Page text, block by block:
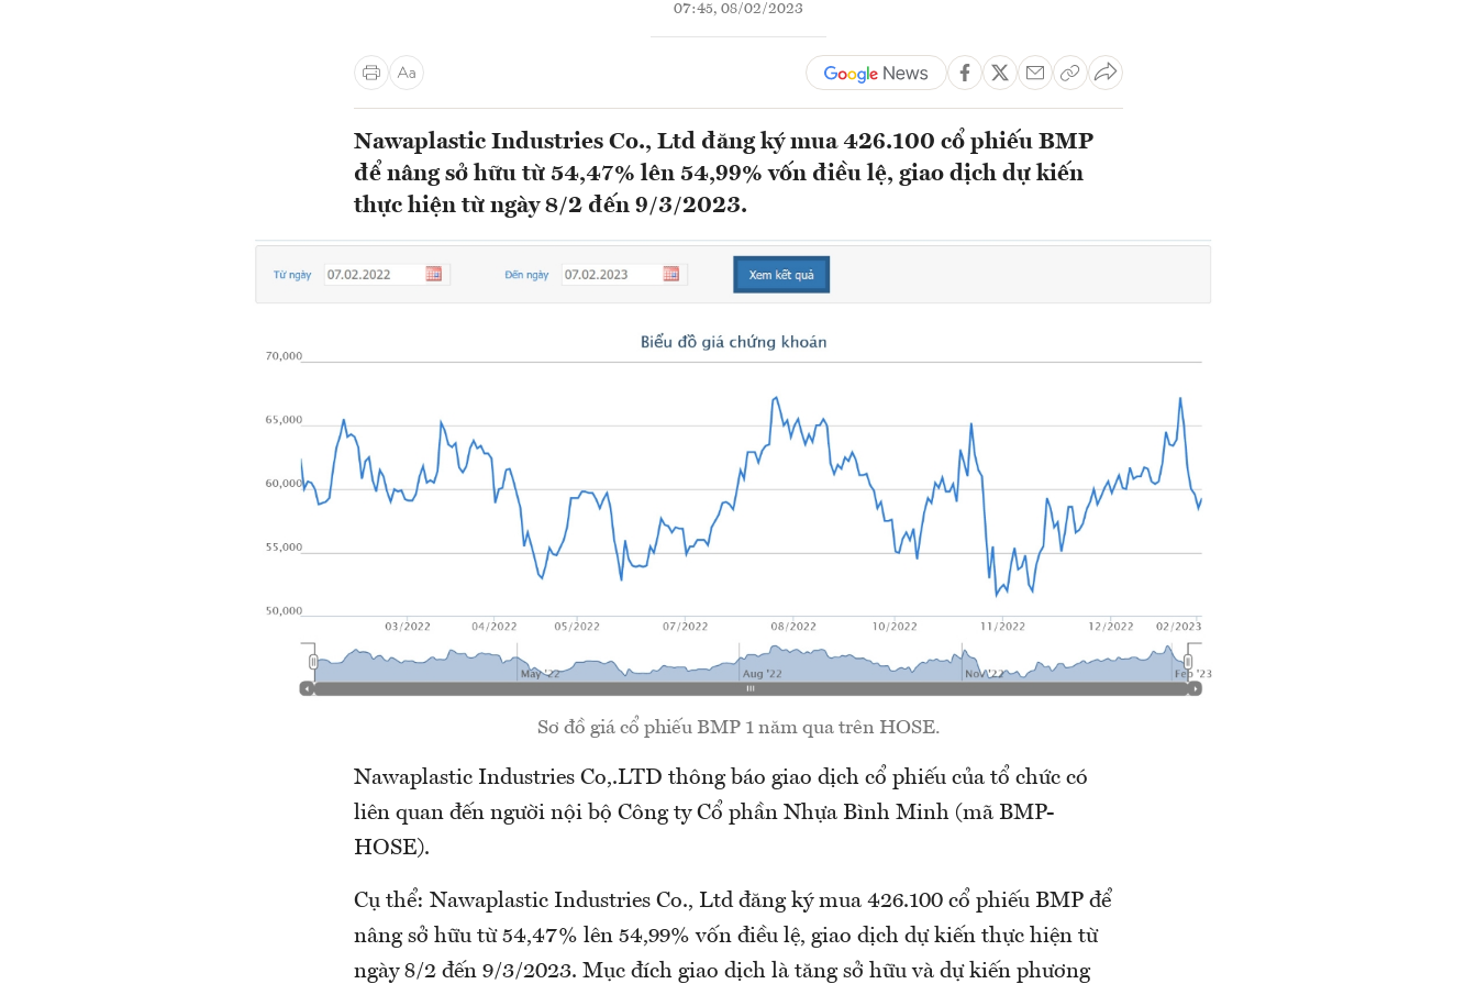
07:45, 08/02/2023
Nawaplastic Industries Co., Ltd đăng ký mua 426.100 cổ phiếu BMP
để nâng sở hữu từ 54,47% lên 54,99% vốn điều lệ, giao dịch dự kiến
thực hiện từ ngày 8/2 đến 9/3/2023.
Sơ đồ giá cổ phiếu BMP 1 năm qua trên HOSE.
Nawaplastic Industries Co,.LTD thông báo giao dịch cổ phiếu của tổ chức có
liên quan đến người nội bộ Công ty Cổ phần Nhựa Bình Minh (mã BMP-
HOSE).
Cụ thể: Nawaplastic Industries Co., Ltd đăng ký mua 426.100 cổ phiếu BMP để
nâng sở hữu từ 54,47% lên 54,99% vốn điều lệ, giao dịch dự kiến thực hiện từ
ngày 8/2 đến 9/3/2023. Mục đích giao dịch là tăng sở hữu và dự kiến phương